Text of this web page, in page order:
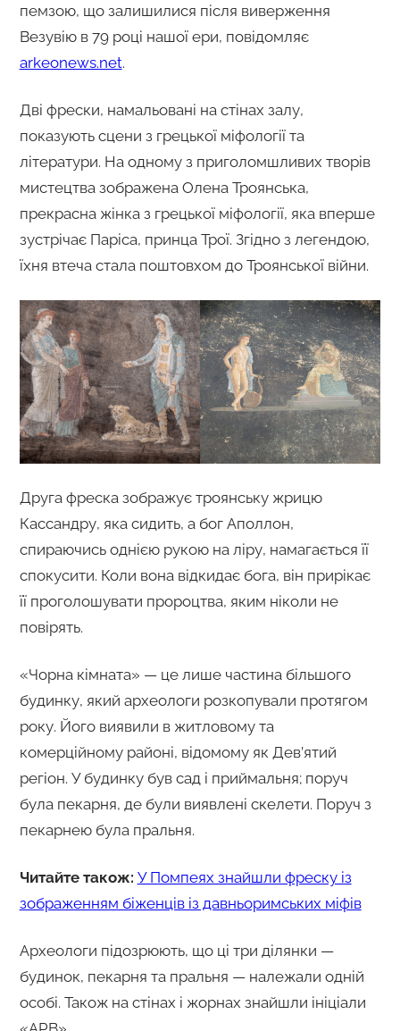
пемзою, що залишилися після виверження
Везувію в 79 році нашої ери, повідомляє
arkeonews.net.
Дві фрески, намальовані на стінах залу,
показують сцени з грецької міфології та
літератури. На одному з приголомшливих творів
мистецтва зображена Олена Троянська,
прекрасна жінка з грецької міфології, яка вперше
зустрічає Паріса, принца Трої. Згідно з легендою,
їхня втеча стала поштовхом до Троянської війни.
Друга фреска зображує троянську жрицю
Кассандру, яка сидить, а бог Аполлон,
спираючись однією рукою на ліру, намагається її
спокусити. Коли вона відкидає бога, він прирікає
її проголошувати пророцтва, яким ніколи не
повірять.
«Чорна кімната» — це лише частина більшого
будинку, який археологи розкопували протягом
року. Його виявили в житловому та
комерційному районі, відомому як Дев’ятий
регіон. У будинку був сад і приймальня; поруч
була пекарня, де були виявлені скелети. Поруч з
пекарнею була пральня.
Читайте також: У Помпеях знайшли фреску із
зображенням біженців із давньоримських міфів
Археологи підозрюють, що ці три ділянки —
будинок, пекарня та пральня — належали одній
особі. Також на стінах і жорнах знайшли ініціали